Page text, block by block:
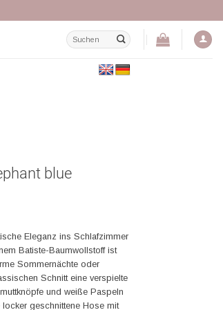
Suchen
nach:
blue
Eleganz ins Schlafzimmer
Batiste-Baumwollstoff ist
Sommernächte oder
Schnitt eine verspielte
und weiße Paspeln
geschnittene Hose mit